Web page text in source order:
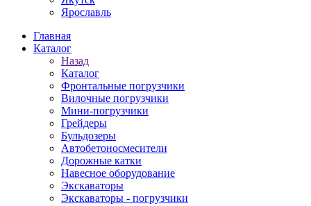
Ярославль
Главная
Каталог
Назад
Каталог
Фронтальные погрузчики
Вилочные погрузчики
Мини-погрузчики
Грейдеры
Бульдозеры
Автобетоносмесители
Дорожные катки
Навесное оборудование
Экскаваторы
Экскаваторы - погрузчики